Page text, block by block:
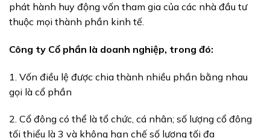
phát hành huy động vốn tham gia của các nhà đầu tư
thuộc mọi thành phần kinh tế.
Công ty Cổ phần là doanh nghiệp, trong đó:
1. Vốn điều lệ được chia thành nhiều phần bằng nhau
gọi là cổ phần
2. Cổ đông có thể là tổ chức, cá nhân; số lượng cổ đông
tối thiểu là 3 và không hạn chế số lượng tối đa